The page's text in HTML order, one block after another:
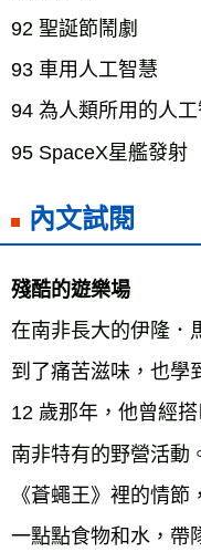
92 聖誕節鬧劇
93 車用人工智慧
94 為人類所用的人
95 SpaceX星艦發射
內文試閱
殘酷的遊樂場
在南非長大的伊隆．
到了痛苦滋味，也學
12 歲那年，他曾經
南非特有的野營活動
《蒼蠅王》裡的情
一點點食物和水，帶